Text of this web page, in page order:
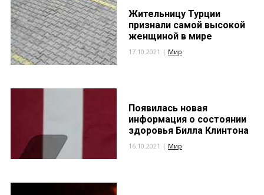
Жительницу Турции
признали самой высокой
женщиной в мире
17.10.2021 | Мир
Появилась новая
информация о состоянии
здоровья Билла Клинтона
16.10.2021 | Мир